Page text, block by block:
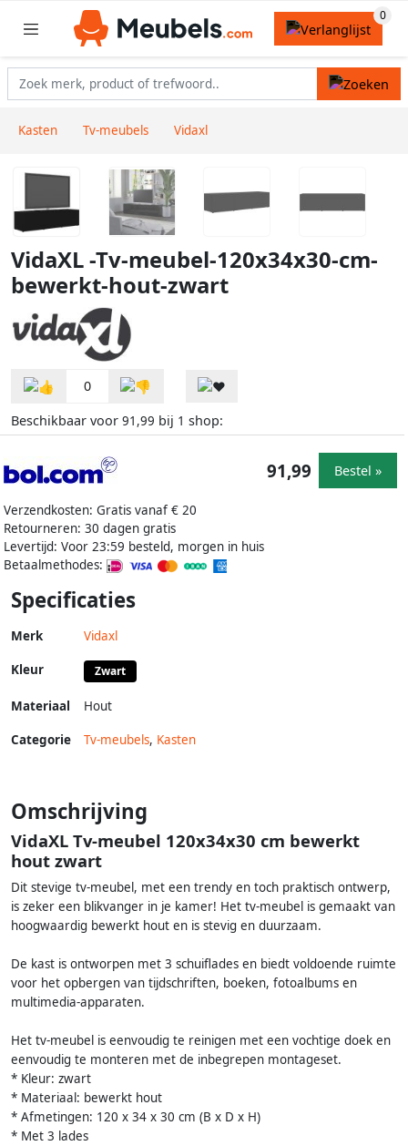
Kasten Tv-meubels Vidaxl
VidaXL -Tv-meubel-120x34x30-cm-
bewerkt-hout-zwart
0
Beschikbaar voor 91,99 bij 1 shop:
Verzendkosten: Gratis vanaf € 20
Retourneren: 30 dagen gratis
Levertijd: Voor 23:59 besteld, morgen in huis
Betaalmethodes:
91,99 Bestel »
Specificaties
Merk Vidaxl
Kleur Zwart
Materiaal Hout
Categorie Tv-meubels, Kasten
Omschrijving
VidaXL Tv-meubel 120x34x30 cm bewerkt
hout zwart
Dit stevige tv-meubel, met een trendy en toch praktisch ontwerp,
is zeker een blikvanger in je kamer! Het tv-meubel is gemaakt van
hoogwaardig bewerkt hout en is stevig en duurzaam.
De kast is ontworpen met 3 schuiflades en biedt voldoende ruimte
voor het opbergen van tijdschriften, boeken, fotoalbums en
multimedia-apparaten.
Het tv-meubel is eenvoudig te reinigen met een vochtige doek en
eenvoudig te monteren met de inbegrepen montageset.
* Kleur: zwart
* Materiaal: bewerkt hout
* Afmetingen: 120 x 34 x 30 cm (B x D x H)
* Met 3 lades